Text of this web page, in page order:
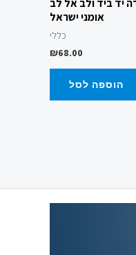
יד ביד ולב אל לב
אומני ישראל
כללי
₪68.00
הוספה לסל